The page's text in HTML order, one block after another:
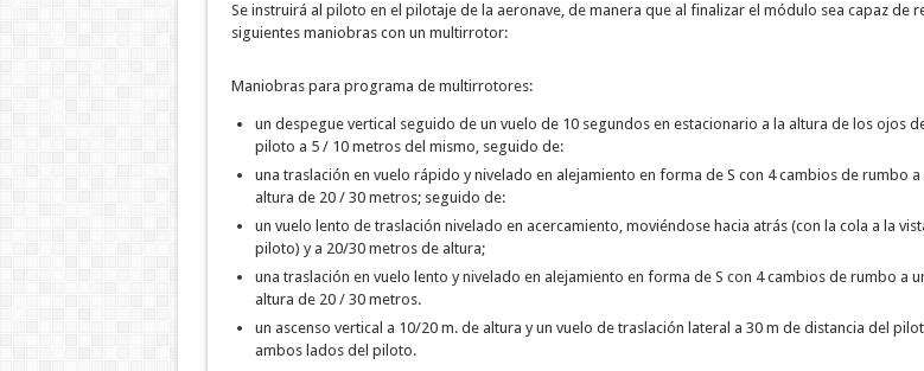
Se instruirá al piloto en el pilotaje de la aeronave, de manera que al finalizar el módulo sea capaz de
siguientes maniobras con un multirrotor:
Maniobras para programa de multirrotores:
un despegue vertical seguido de un vuelo de 10 segundos en estacionario a la altura de los ojos
piloto a 5 / 10 metros del mismo, seguido de:
una traslación en vuelo rápido y nivelado en alejamiento en forma de S con 4 cambios de rumbo a
altura de 20 / 30 metros; seguido de:
un vuelo lento de traslación nivelado en acercamiento, moviéndose hacia atrás (con la cola a la
piloto) y a 20/30 metros de altura;
una traslación en vuelo lento y nivelado en alejamiento en forma de S con 4 cambios de rumbo a
altura de 20 / 30 metros.
un ascenso vertical a 10/20 m. de altura y un vuelo de traslación lateral a 30 m de distancia del
ambos lados del piloto.